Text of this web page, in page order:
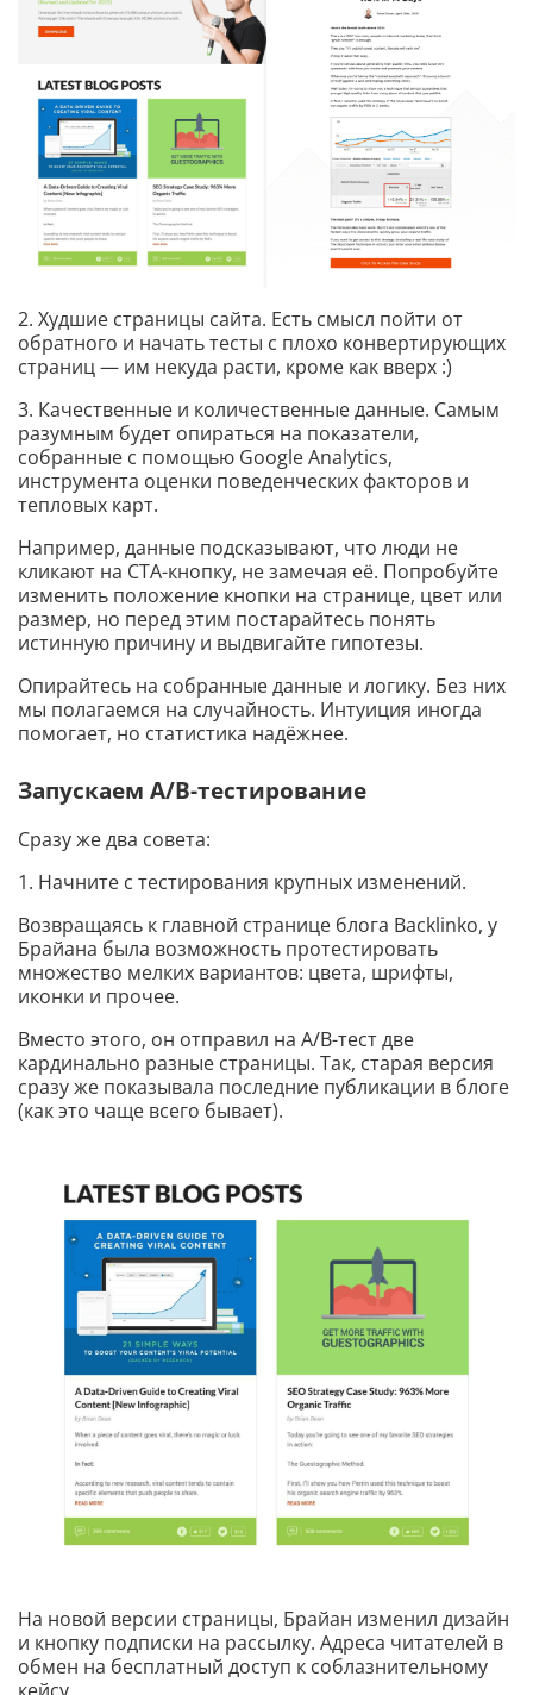
2. Худшие страницы сайта. Есть смысл пойти от
обратного и начать тесты с плохо конвертирующих
страниц — им некуда расти, кроме как вверх :)
3. Качественные и количественные данные. Самым
разумным будет опираться на показатели,
собранные с помощью Google Analytics,
инструмента оценки поведенческих факторов и
тепловых карт.
Например, данные подсказывают, что люди не
кликают на CTA-кнопку, не замечая её. Попробуйте
изменить положение кнопки на странице, цвет или
размер, но перед этим постарайтесь понять
истинную причину и выдвигайте гипотезы.
Опирайтесь на собранные данные и логику. Без них
мы полагаемся на случайность. Интуиция иногда
помогает, но статистика надёжнее.
Запускаем A/B-тестирование
Сразу же два совета:
1. Начните с тестирования крупных изменений.
Возвращаясь к главной странице блога Backlinko, у
Брайана была возможность протестировать
множество мелких вариантов: цвета, шрифты,
иконки и прочее.
Вместо этого, он отправил на A/B-тест две
кардинально разные страницы. Так, старая версия
сразу же показывала последние публикации в блоге
(как это чаще всего бывает).
На новой версии страницы, Брайан изменил дизайн
и кнопку подписки на рассылку. Адреса читателей в
обмен на бесплатный доступ к соблазнительному